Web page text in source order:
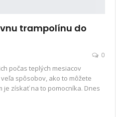
trampolínu do
0
počas teplých mesiacov
spôsobov, ako to môžete
je získať na to pomocníka. Dnes